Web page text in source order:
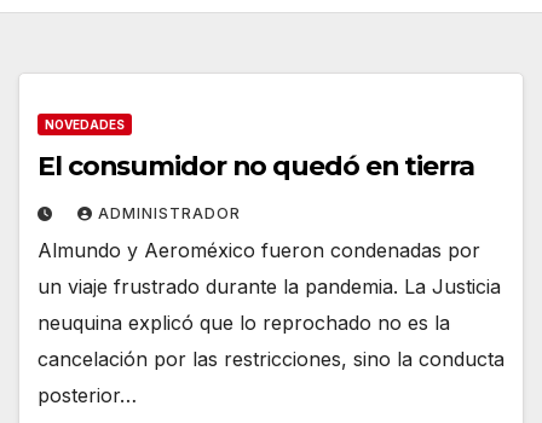
NOVEDADES
El consumidor no quedó en tierra
ADMINISTRADOR
Almundo y Aeroméxico fueron condenadas por
un viaje frustrado durante la pandemia. La Justicia
neuquina explicó que lo reprochado no es la
cancelación por las restricciones, sino la conducta
posterior…